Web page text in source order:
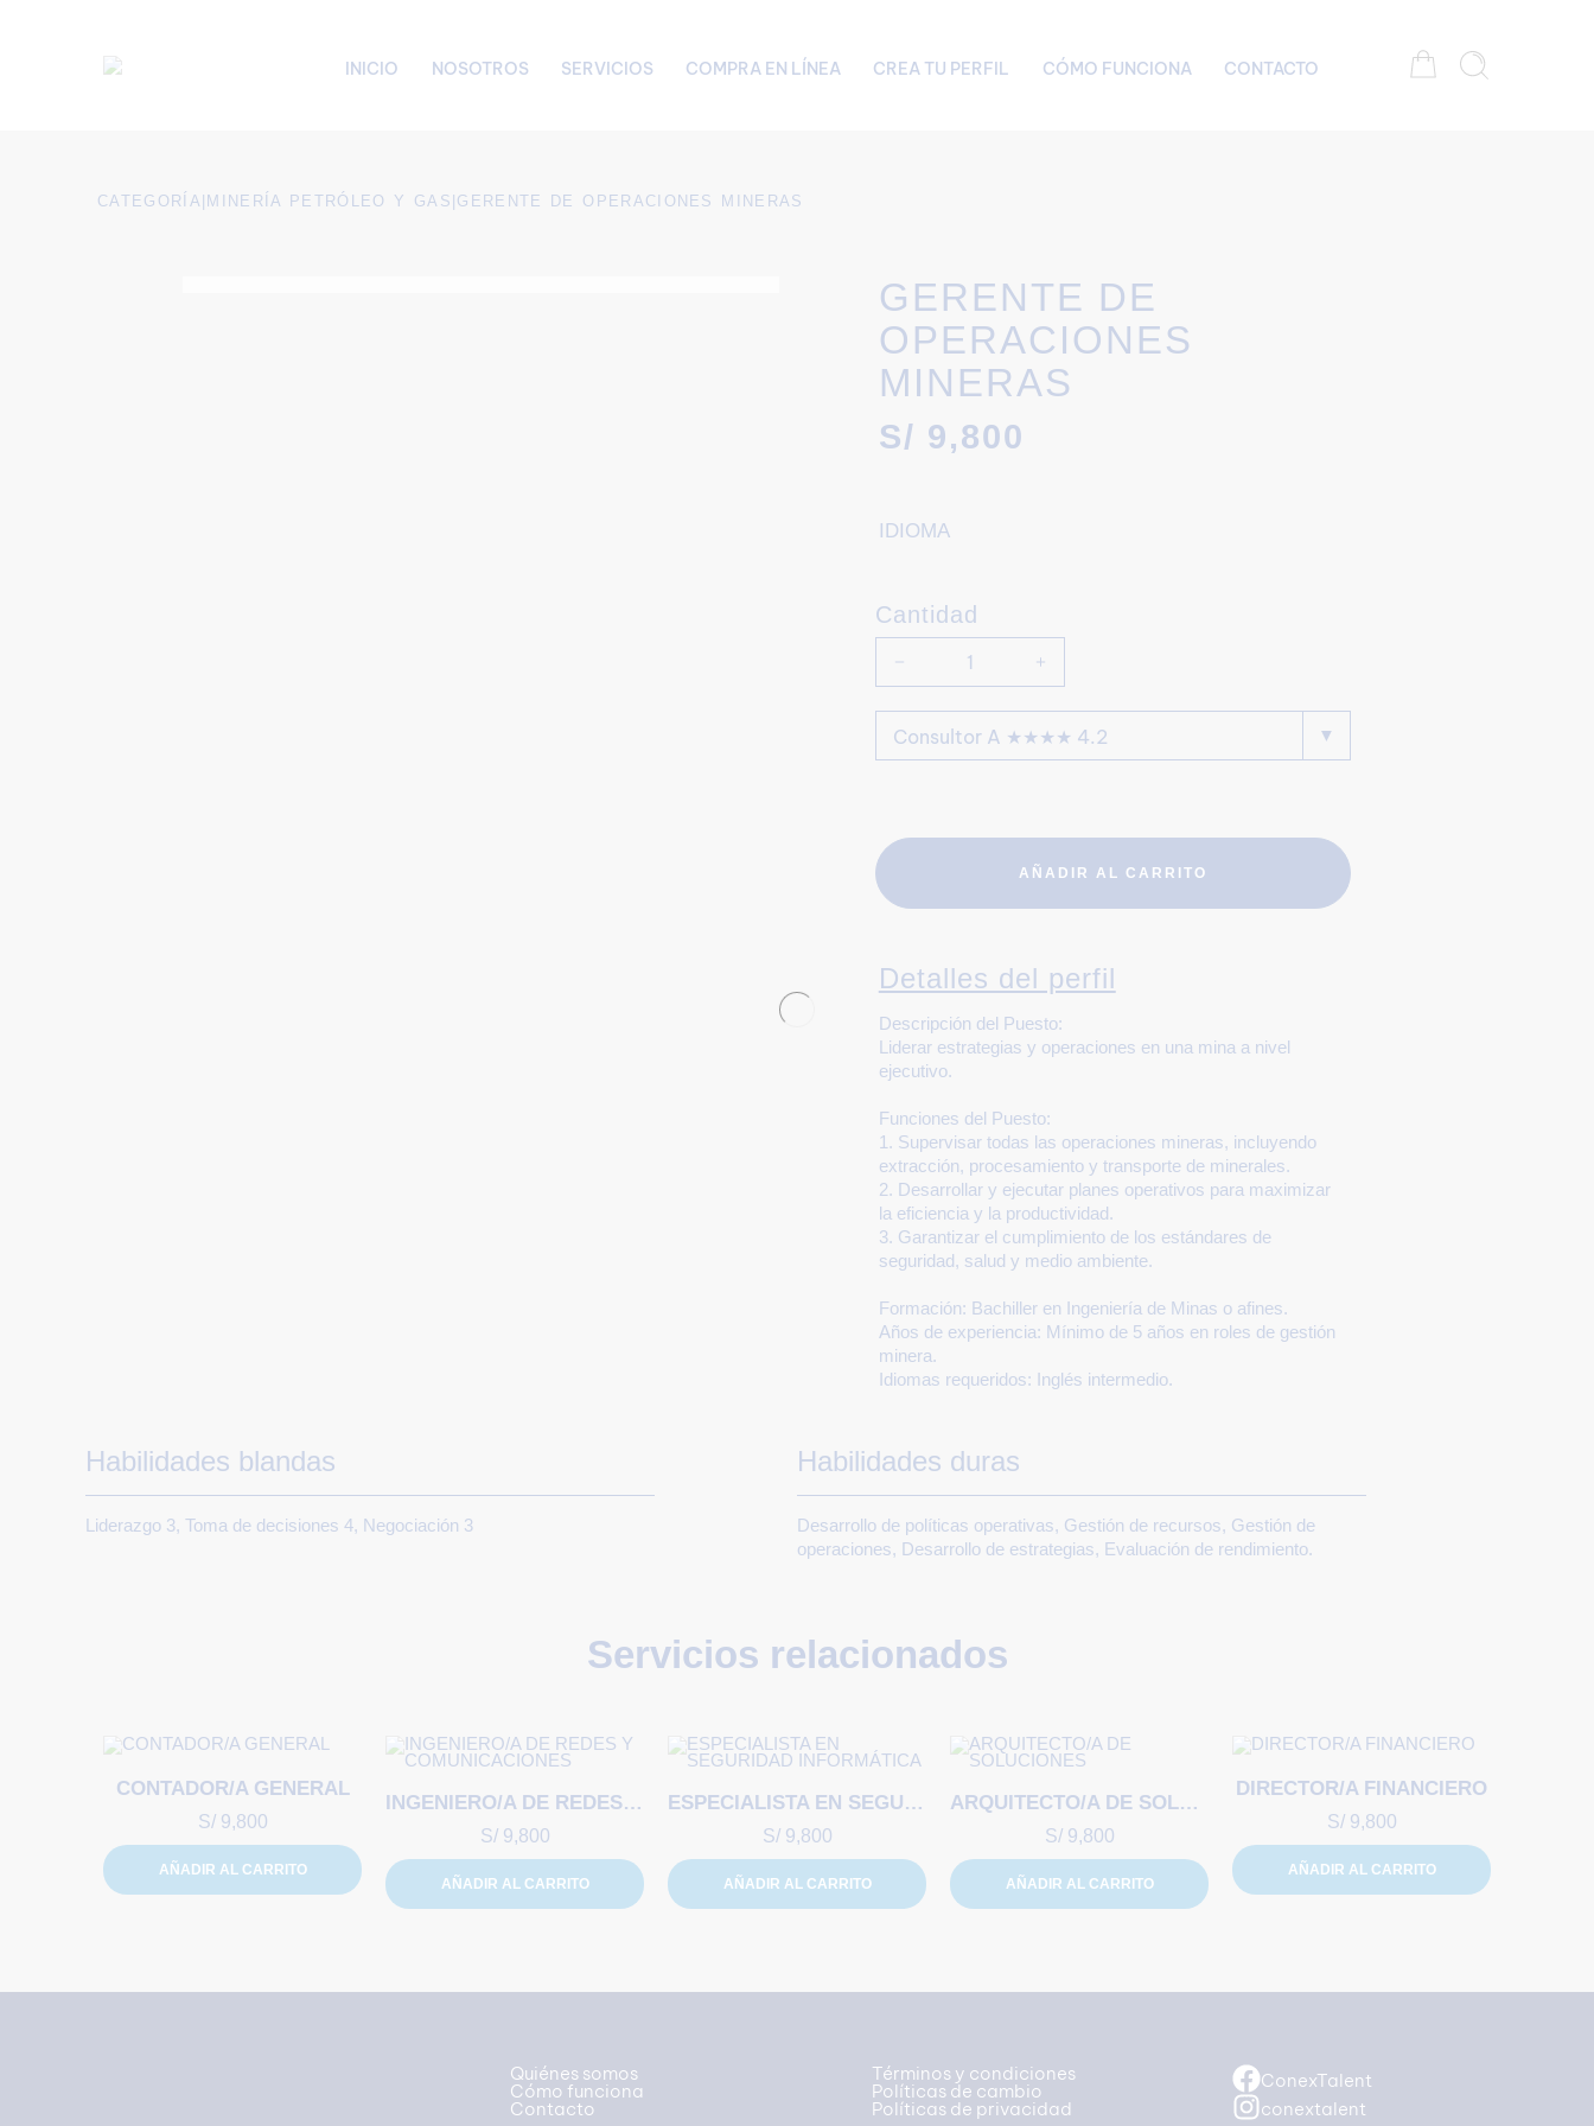
INICIO NOSOTROS SERVICIOS COMPRA EN LÍNEA CREA TU PERFIL CÓMO FUNCIONA CONTACTO
CATEGORÍA | MINERÍA PETRÓLEO Y GAS | GERENTE DE OPERACIONES MINERAS
GERENTE DE
OPERACIONES
MINERAS
S/ 9,800
IDIOMA
Cantidad
AÑADIR AL CARRITO
Detalles del perfil
Descripción del Puesto:
Liderar estrategias y operaciones en una mina a nivel
ejecutivo.
Funciones del Puesto:
1. Supervisar todas las operaciones mineras, incluyendo
extracción, procesamiento y transporte de minerales.
2. Desarrollar y ejecutar planes operativos para maximizar
la eficiencia y la productividad.
3. Garantizar el cumplimiento de los estándares de
seguridad, salud y medio ambiente.
Formación: Bachiller en Ingeniería de Minas o afines.
Años de experiencia: Mínimo de 5 años en roles de gestión
minera.
Idiomas requeridos: Inglés intermedio.
Habilidades blandas
Liderazgo 3, Toma de decisiones 4, Negociación 3
Habilidades duras
Desarrollo de políticas operativas, Gestión de recursos, Gestión de
operaciones, Desarrollo de estrategias, Evaluación de rendimiento.
Servicios relacionados
CONTADOR/A GENERAL
S/9,800
AÑADIR AL CARRITO
INGENIERO/A DE REDES Y COMUNICACIONES
S/9,800
AÑADIR AL CARRITO
ESPECIALISTA EN SEGURIDAD INFORMÁTICA
S/9,800
AÑADIR AL CARRITO
ARQUITECTO/A DE SOLUCIONES
S/9,800
AÑADIR AL CARRITO
DIRECTOR/A FINANCIERO
S/9,800
AÑADIR AL CARRITO
Quiénes somos
Cómo funciona
Contacto
Términos y condiciones
Políticas de cambio
Políticas de privacidad
ConexTalent
conextalent